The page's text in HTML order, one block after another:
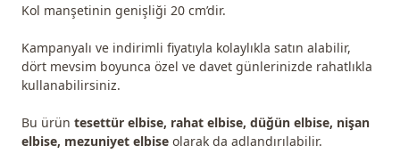
Kol manşetinin genişliği 20 cm’dir.
Kampanyalı ve indirimli fiyatıyla kolaylıkla satın alabilir,
dört mevsim boyunca özel ve davet günlerinizde rahatlıkla
kullanabilirsiniz.
Bu ürün tesettür elbise, rahat elbise, düğün elbise, nişan
elbise, mezuniyet elbise olarak da adlandırılabilir.